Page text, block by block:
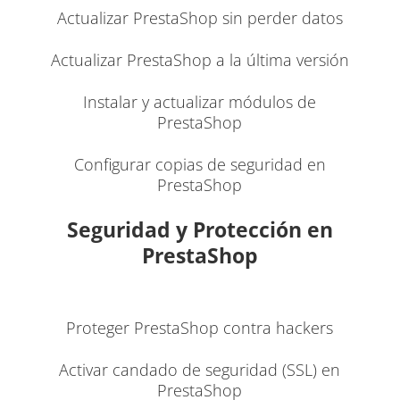
Actualizar PrestaShop sin perder datos
Actualizar PrestaShop a la última versión
Instalar y actualizar módulos de
PrestaShop
Configurar copias de seguridad en
PrestaShop
Seguridad y Protección en
PrestaShop
Proteger PrestaShop contra hackers
Activar candado de seguridad (SSL) en
PrestaShop